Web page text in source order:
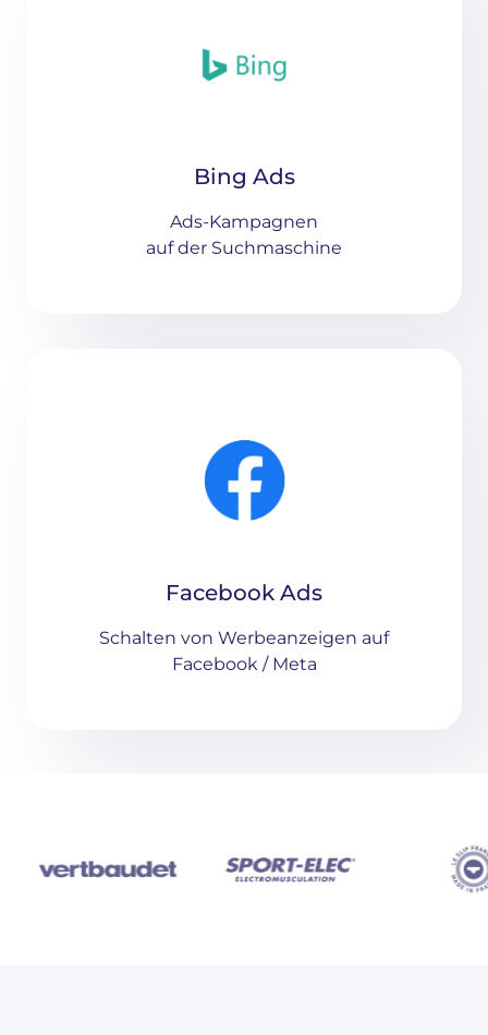
Bing Ads
Ads-Kampagnen
auf der Suchmaschine
Facebook Ads
Schalten von Werbeanzeigen auf
Facebook / Meta